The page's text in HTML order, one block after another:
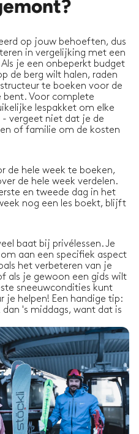
op jouw behoeften, dus
in vergelijking met een
je een onbeperkt budget
de berg wilt halen, raden
te boeken voor de
bent. Voor complete
lespakket om elke
- vergeet niet dat je de
of familie om de kosten
de hele week te boeken,
de hele week verdelen.
en tweede dag in het
nog een les boekt, blijft
baat bij privélessen. Je
aan een specifiek aspect
het verbeteren van je
als je gewoon een gids wilt
sneeuwcondities kunt
je helpen! Een handige tip:
's middags, want dat is